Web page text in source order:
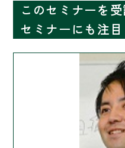
このセミナーを
セミナーにも注